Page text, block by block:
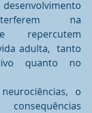
na
repercutem
adulta,  tanto
quanto no
o